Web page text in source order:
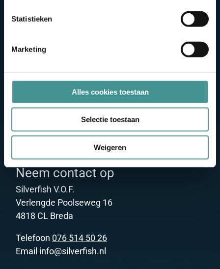
Statistieken
Marketing
Alles cookies toestaan
Selectie toestaan
Weigeren
Neem contact op
Silverfish V.O.F.
Verlengde Poolseweg 16
4818 CL Breda
Telefoon 076 514 50 26
Email info@silverfish.nl